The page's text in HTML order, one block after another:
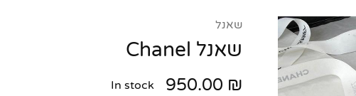
שאנל
שאנל Chanel
950.00 ₪
In stock